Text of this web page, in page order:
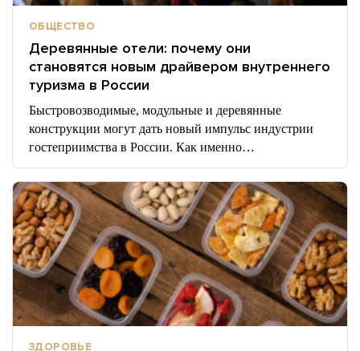
ОБЩЕСТВО
Деревянные отели: почему они
становятся новым драйвером внутреннего
туризма в России
Быстровозводимые, модульные и деревянные
конструкции могут дать новый импульс индустрии
гостеприимства в России. Как именно…
ЗДОРОВЬЕ